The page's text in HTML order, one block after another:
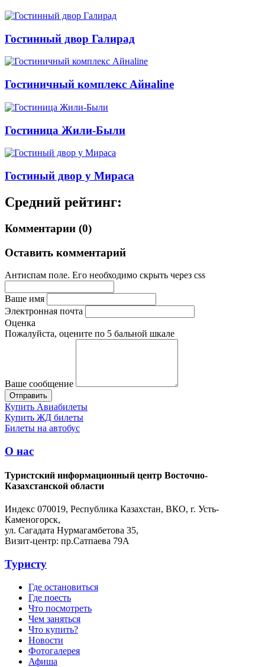
Гостинный двор Галирад
Гостиничный комплекс Айнаline
Гостиница Жили-Были
Гостиный двор у Мираса
Средний рейтинг:
Комментарии (0)
Оставить комментарий
Антиспам поле. Его необходимо скрыть через css
Ваше имя
Электронная почта
Оценка
Пожалуйста, оцените по 5 бальной шкале
Ваше сообщение
Купить Авиабилеты
Купить ЖД билеты
Билеты на автобус
О нас
Туристский информационный центр Восточно-
Казахстанской области
Индекс 070019, Республика Казахстан, ВКО, г. Усть-
Каменогорск,
ул. Сагадата Нурмагамбетова 35,
Визит-центр: пр.Сатпаева 79А
Туристу
Где остановиться
Где поесть
Что посмотреть
Чем заняться
Что купить?
Новости
Фотогалерея
Афиша